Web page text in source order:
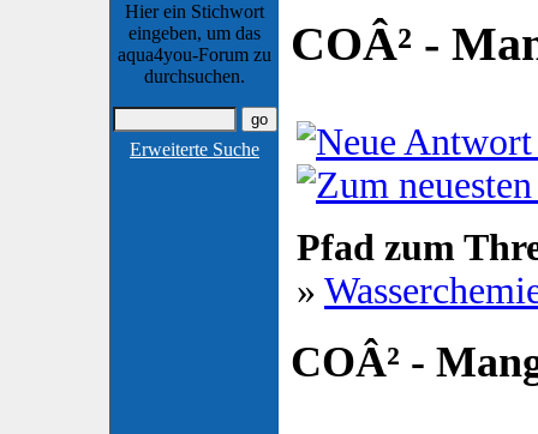
Hier ein Stichwort
eingeben, um das
aqua4you-Forum zu
durchsuchen.
Erweiterte Suche
COÂ² -
Pfad zum
»
COÂ² -